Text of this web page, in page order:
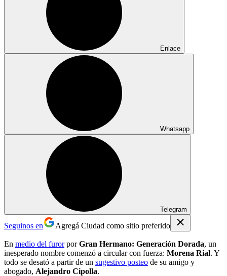
Enlace
Whatsapp
Telegram
Seguinos en Agregá Ciudad como sitio preferido
En medio del furorporGran Hermano: Generación Dorada, un
inesperado nombre comenzó a circular con fuerza: Morena Rial. Y
todo se desató a partir de un sugestivo posteo de su amigo y
abogado, Alejandro Cipolla.